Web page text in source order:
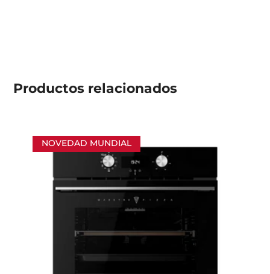
Productos relacionados
NOVEDAD MUNDIAL